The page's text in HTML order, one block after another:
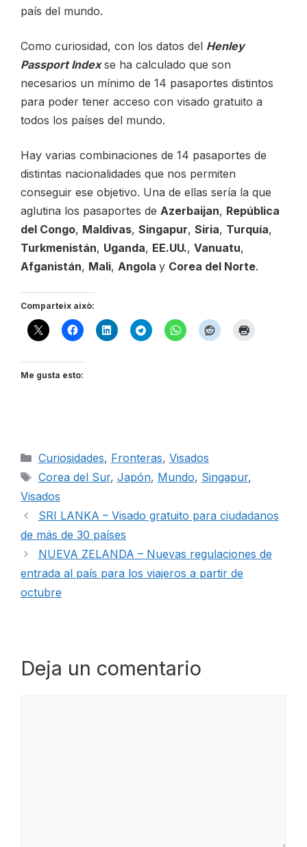
país del mundo.
Como curiosidad, con los datos del Henley
Passport Indexse ha calculado que son
necesarios un mínimo de 14 pasaportes distintos
para poder tener acceso con visado gratuito a
todos los países del mundo.
Hay varias combinaciones de 14 pasaportes de
distintas nacionalidades que nos permiten
conseguir ese objetivo. Una de ellas sería la que
aglutina los pasaportes de Azerbaijan, República
del Congo, Maldivas, Singapur, Siria, Turquía,
Turkmenistán, Uganda, EE.UU., Vanuatu,
Afganistán, Mali, Angola y Corea del Norte.
Comparteix això:
Me gusta esto:
Categorías
Curiosidades, Fronteras, Visados
Etiquetas
Corea del Sur, Japón, Mundo, Singapur,
Visados
SRI LANKA – Visado gratuito para ciudadanos
de más de 30 países
NUEVA ZELANDA – Nuevas regulaciones de
entrada al país para los viajeros a partir de
octubre
Deja un comentario